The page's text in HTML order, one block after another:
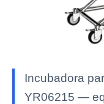
Incubadora
YR06215 —